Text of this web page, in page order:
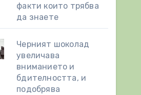
факти които трябва
да знаете
Черният шоколад
увеличава
вниманието и
бдителността, и
подобрява